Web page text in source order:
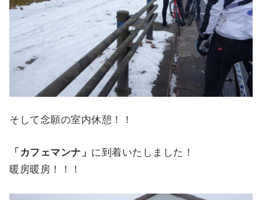
そして念願の室内休憩！！
「カフェマンナ」 に到着いたしました！
暖房暖房！！！